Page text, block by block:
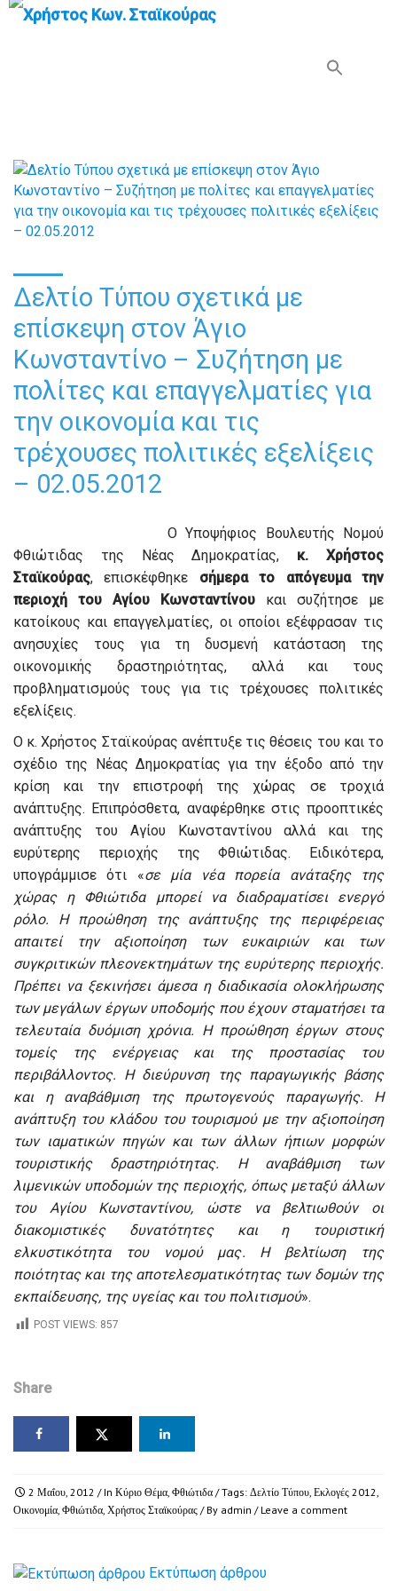
Δελτίο Τύπου σχετικά με
επίσκεψη στον Άγιο
Κωνσταντίνο – Συζήτηση με
πολίτες και επαγγελματίες για
την οικονομία και τις
τρέχουσες πολιτικές εξελίξεις
– 02.05.2012
Ο Υποψήφιος Βουλευτής Νομού
Φθιώτιδας της Νέας Δημοκρατίας, κ. Χρήστος
Σταϊκούρας, επισκέφθηκε σήμερα το απόγευμα την
περιοχή του Αγίου Κωνσταντίνου και συζήτησε με
κατοίκους και επαγγελματίες, οι οποίοι εξέφρασαν τις
ανησυχίες τους για τη δυσμενή κατάσταση της
οικονομικής δραστηριότητας, αλλά και τους
προβληματισμούς τους για τις τρέχουσες πολιτικές
εξελίξεις.
Ο κ. Χρήστος Σταϊκούρας ανέπτυξε τις θέσεις του και το
σχέδιο της Νέας Δημοκρατίας για την έξοδο από την
κρίση και την επιστροφή της χώρας σε τροχιά
ανάπτυξης. Επιπρόσθετα, αναφέρθηκε στις προοπτικές
ανάπτυξης του Αγίου Κωνσταντίνου αλλά και της
ευρύτερης περιοχής της Φθιώτιδας. Ειδικότερα,
υπογράμμισε ότι «σε μία νέα πορεία ανάταξης της
χώρας η Φθιώτιδα μπορεί να διαδραματίσει ενεργό
ρόλο. Η προώθηση της ανάπτυξης της περιφέρειας
απαιτεί την αξιοποίηση των ευκαιριών και των
συγκριτικών πλεονεκτημάτων της ευρύτερης περιοχής.
Πρέπει να ξεκινήσει άμεσα η διαδικασία ολοκλήρωσης
των μεγάλων έργων υποδομής που έχουν σταματήσει τα
τελευταία δυόμιση χρόνια. Η προώθηση έργων στους
τομείς της ενέργειας και της προστασίας του
περιβάλλοντος. Η διεύρυνση της παραγωγικής βάσης
και η αναβάθμιση της πρωτογενούς παραγωγής. Η
ανάπτυξη του κλάδου του τουρισμού με την αξιοποίηση
των ιαματικών πηγών και των άλλων ήπιων μορφών
τουριστικής δραστηριότητας. Η αναβάθμιση των
λιμενικών υποδομών της περιοχής, όπως μεταξύ άλλων
του Αγίου Κωνσταντίνου, ώστε να βελτιωθούν οι
διακομιστικές δυνατότητες και η τουριστική
ελκυστικότητα του νομού μας. Η βελτίωση της
ποιότητας και της αποτελεσματικότητας των δομών της
εκπαίδευσης, της υγείας και του πολιτισμού».
POST VIEWS: 857
Share
2 Μαΐου, 2012 / In Κύριο Θέμα, Φθιώτιδα / Tags: Δελτίο Τύπου, Εκλογές 2012,
Οικονομία, Φθιώτιδα, Χρήστος Σταϊκούρας / By admin / Leave a comment
Εκτύπωση άρθρου